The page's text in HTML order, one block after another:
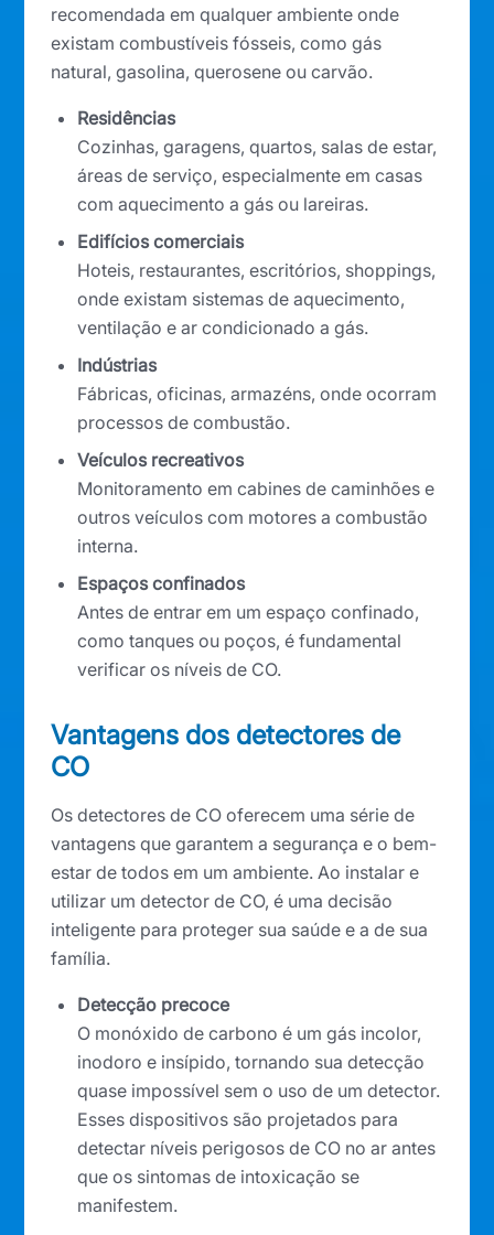
recomendada em qualquer ambiente onde
existam combustíveis fósseis, como gás
natural, gasolina, querosene ou carvão.
Residências
Cozinhas, garagens, quartos, salas de estar,
áreas de serviço, especialmente em casas
com aquecimento a gás ou lareiras.
Edifícios comerciais
Hoteis, restaurantes, escritórios, shoppings,
onde existam sistemas de aquecimento,
ventilação e ar condicionado a gás.
Indústrias
Fábricas, oficinas, armazéns, onde ocorram
processos de combustão.
Veículos recreativos
Monitoramento em cabines de caminhões e
outros veículos com motores a combustão
interna.
Espaços confinados
Antes de entrar em um espaço confinado,
como tanques ou poços, é fundamental
verificar os níveis de CO.
Vantagens dos detectores de
CO
Os detectores de CO oferecem uma série de
vantagens que garantem a segurança e o bem-
estar de todos em um ambiente. Ao instalar e
utilizar um detector de CO, é uma decisão
inteligente para proteger sua saúde e a de sua
família.
Detecção precoce
O monóxido de carbono é um gás incolor,
inodoro e insípido, tornando sua detecção
quase impossível sem o uso de um detector.
Esses dispositivos são projetados para
detectar níveis perigosos de CO no ar antes
que os sintomas de intoxicação se
manifestem.